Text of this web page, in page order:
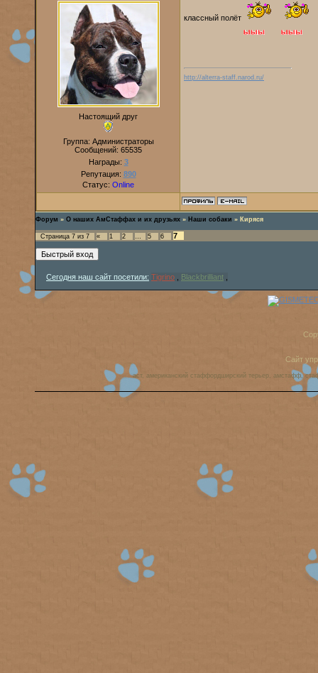
Настоящий друг
Группа: Администраторы
Сообщений: 65535
Награды: 3
Репутация: 890
Статус: Online
классный полёт
http://alterra-staff.narod.ru/
Форум » О наших АмСтаффах и их друзьях » Наши собаки » Киряся
Страница 7 из 7 « 1 2 … 5 6 7
Сегодня наш сайт посетили: Tigrino Blackbrilliant
Сайт
аст, американский стаффордширский терьер, амстафф,